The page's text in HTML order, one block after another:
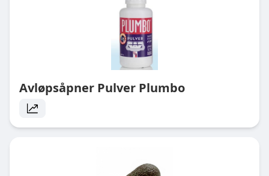
Avløpsåpner Pulver Plumbo